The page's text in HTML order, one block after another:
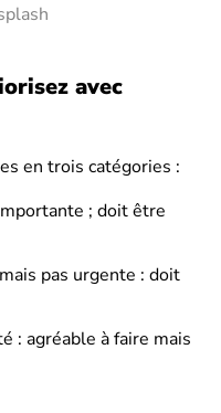
avec
en trois catégories :
; doit être
pas urgente : doit
: agréable à faire mais